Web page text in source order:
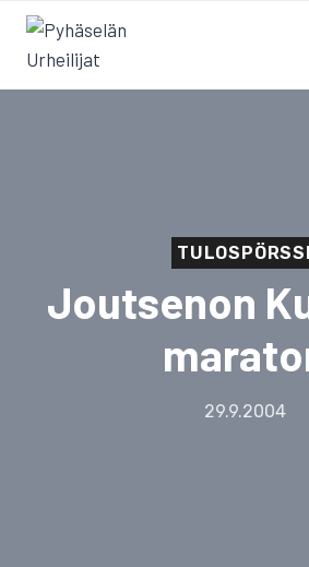
Siirry
sisältöön
TULOSPÖRSSI
Joutsenon
29.9.2004